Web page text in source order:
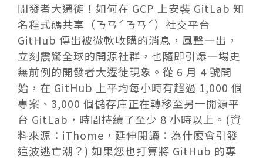
開發者大遷徙！如何在 GCP 上安裝 GitLab 知
名程式碼共享（ㄋㄢˊㄋㄢˊ）社交平台
GitHub 傳出被微軟收購的消息，風聲一出，
立刻震驚全球的開源社群，也隨即引爆一場史
無前例的開發者大遷徙現象。從 6 月 4 號開
始，在 GitHub 上平均每小時有超過 1,000 個
專案、3,000 個儲存庫正在轉移至另一開源平
台 GitLab，時間持續了至少 8 小時以上。(資
料來源：iThome，延伸閱讀：為什麼會引發
這波逃亡潮？) 如果您也打算將 GitHub 的專